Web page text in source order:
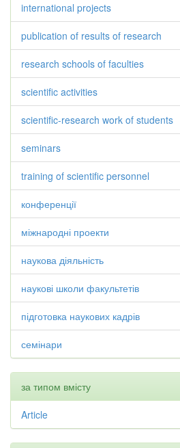
international projects
publication of results of research
research schools of faculties
scientific activities
scientific-research work of students
seminars
training of scientific personnel
конференції
міжнародні проекти
наукова діяльність
наукові школи факультетів
підготовка наукових кадрів
семінари
за типом вмісту
Article